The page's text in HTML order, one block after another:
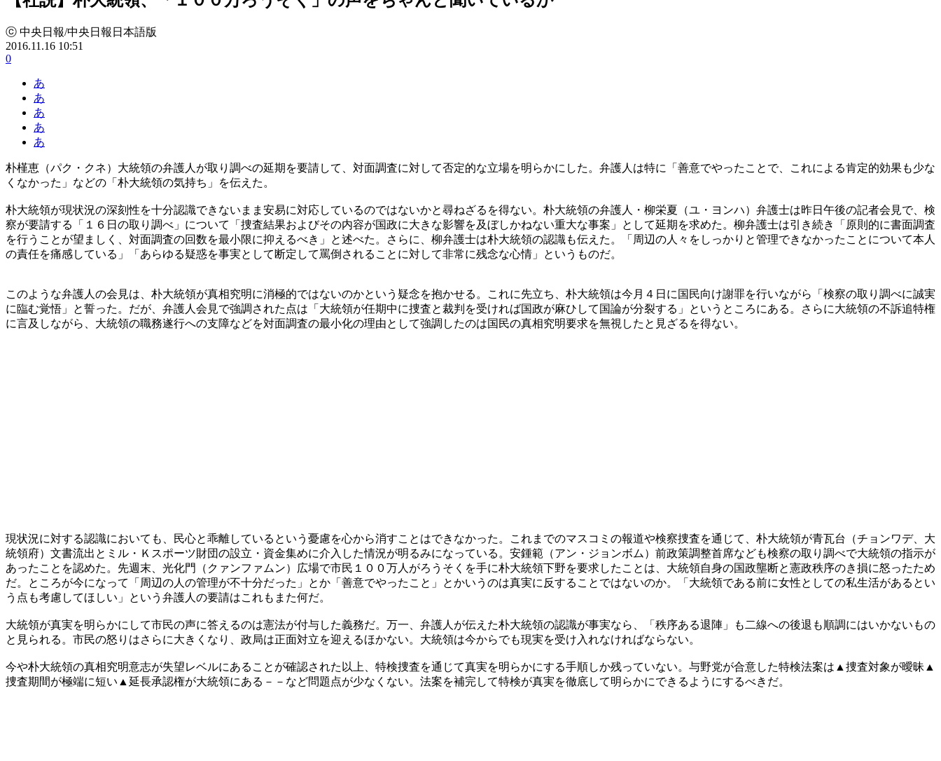
ⓒ 中央日報/中央日報日本語版
2016.11.16 10:51
0
あ
あ
あ
あ
あ
朴槿恵（パク・クネ）大統領の弁護人が取り調べの延期を要請して、対面調査に対して否定的な立場を明らかにした。弁護人は特に「善意でやったことで、これによる肯定的効果も少な
くなかった」などの「朴大統領の気持ち」を伝えた。
朴大統領が現状況の深刻性を十分認識できないまま安易に対応しているのではないかと尋ねざるを得ない。朴大統領の弁護人・柳栄夏（ユ・ヨンハ）弁護士は昨日午後の記者会見で、検
察が要請する「１６日の取り調べ」について「捜査結果およびその内容が国政に大きな影響を及ぼしかねない重大な事案」として延期を求めた。柳弁護士は引き続き「原則的に書面調査
を行うことが望ましく、対面調査の回数を最小限に抑えるべき」と述べた。さらに、柳弁護士は朴大統領の認識も伝えた。「周辺の人々をしっかりと管理できなかったことについて本人
の責任を痛感している」「あらゆる疑惑を事実として断定して罵倒されることに対して非常に残念な心情」というものだ。
このような弁護人の会見は、朴大統領が真相究明に消極的ではないのかという疑念を抱かせる。これに先立ち、朴大統領は今月４日に国民向け謝罪を行いながら「検察の取り調べに誠実
に臨む覚悟」と誓った。だが、弁護人会見で強調された点は「大統領が任期中に捜査と裁判を受ければ国政が麻ひして国論が分裂する」というところにある。さらに大統領の不訴追特権
に言及しながら、大統領の職務遂行への支障などを対面調査の最小化の理由として強調したのは国民の真相究明要求を無視したと見ざるを得ない。
現状況に対する認識においても、民心と乖離しているという憂慮を心から消すことはできなかった。これまでのマスコミの報道や検察捜査を通じて、朴大統領が青瓦台（チョンワデ、大
統領府）文書流出とミル・Ｋスポーツ財団の設立・資金集めに介入した情況が明るみになっている。安鍾範（アン・ジョンボム）前政策調整首席なども検察の取り調べで大統領の指示が
あったことを認めた。先週末、光化門（クァンファムン）広場で市民１００万人がろうそくを手に朴大統領下野を要求したことは、大統領自身の国政壟断と憲政秩序のき損に怒ったため
だ。ところが今になって「周辺の人の管理が不十分だった」とか「善意でやったこと」とかいうのは真実に反することではないのか。「大統領である前に女性としての私生活があるとい
う点も考慮してほしい」という弁護人の要請はこれもまた何だ。
大統領が真実を明らかにして市民の声に答えるのは憲法が付与した義務だ。万一、弁護人が伝えた朴大統領の認識が事実なら、「秩序ある退陣」も二線への後退も順調にはいかないもの
と見られる。市民の怒りはさらに大きくなり、政局は正面対立を迎えるほかない。大統領は今からでも現実を受け入れなければならない。
今や朴大統領の真相究明意志が失望レベルにあることが確認された以上、特検捜査を通じて真実を明らかにする手順しか残っていない。与野党が合意した特検法案は▲捜査対象が曖昧▲
捜査期間が極端に短い▲延長承認権が大統領にある－－など問題点が少なくない。法案を補完して特検が真実を徹底して明らかにできるようにするべきだ。